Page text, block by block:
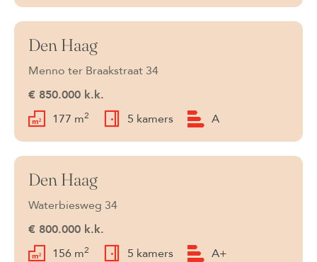
Beschikbaar
Den Haag
Menno ter Braakstraat 34
€ 850.000 k.k.
177 m2 5 kamers A
Beschikbaar
Den Haag
Waterbiesweg 34
€ 800.000 k.k.
156 m2 5 kamers A+